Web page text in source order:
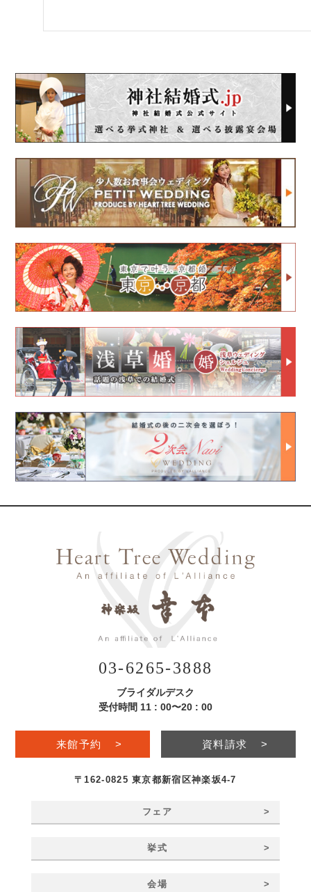
03-6265-3888
ブライダルデスク
受付時間 11 : 00〜20 : 00
来館予約 > 資料請求 >
〒162-0825 東京都新宿区神楽坂4-7
フェア >
挙式 >
会場 >